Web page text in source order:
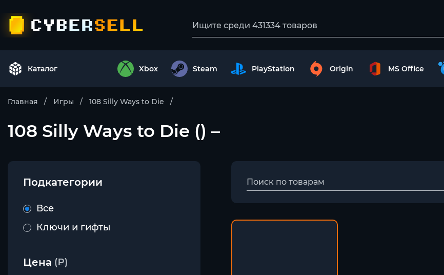
Каталог Xbox Steam PlayStation Origin MS Office
Главная Игры 108 Silly Ways to Die
108 Silly Ways to Die () –
Подкатегории
Все
Ключи и гифты
Цена (₽)